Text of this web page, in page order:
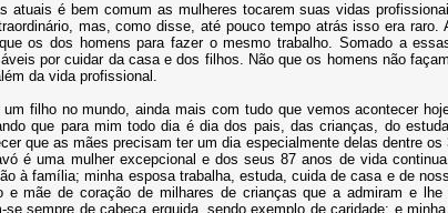
atuais é bem comum as mulheres tocarem suas vidas
mas, como disse, até pouco tempo atrás isso era
os dos homens para fazer o mesmo trabalho. Somado a
por cuidar da casa e dos filhos. Não que os homens não
da vida profissional.
um filho no mundo, ainda mais com tudo que vemos acontecer
que para mim todo dia é dia dos pais, das crianças, do
que as mães precisam ter um dia especialmente delas dentre
é uma mulher excepcional e dos seus 87 anos de vida
à família; minha esposa trabalha, estuda, cuida de casa e de
e mãe de coração de milhares de crianças que a admiram e
se sempre de cabeça erguida, sendo exemplo de caridade; e